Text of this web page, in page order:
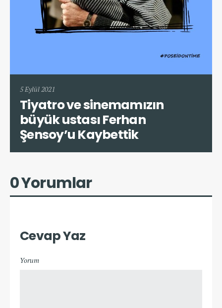
5 Eylül 2021
Tiyatro ve sinemamızın
büyük ustası Ferhan
Şensoy’u Kaybettik
0 Yorumlar
Cevap Yaz
Yorum